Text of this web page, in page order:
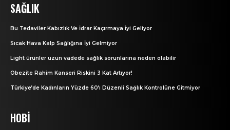
SAĞLIK
Bu Tedaviler Kabızlık Ve İdrar Kaçırmaya İyi Geliyor
Sıcak Hava Kalp Sağlığına İyi Gelmiyor
Light ürünler uzun vadede sağlık sorunlarına neden olabilir
Obezite Rahim Kanseri Riskini 3 Kat Artıyor!
Türkiye’de Kadınların Yüzde 60’ı Düzenli Sağlık Kontrolüne Gitmiyor
HOBI